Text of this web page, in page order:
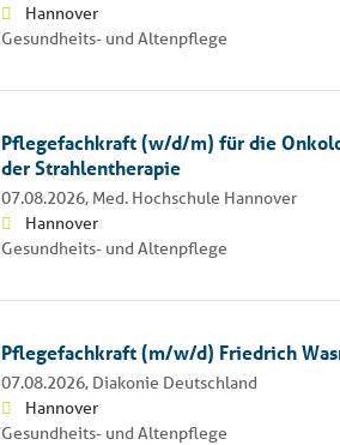
Hannover
Gesundheits- und Altenpflege
Pflegefachkraft (w/d/m) für die
der Strahlentherapie
07.08.2026, Med. Hochschule Hannover
Hannover
Gesundheits- und Altenpflege
Pflegefachkraft (m/w/d) Friedrich
07.08.2026, Diakonie Deutschland
Hannover
Gesundheits- und Altenpflege